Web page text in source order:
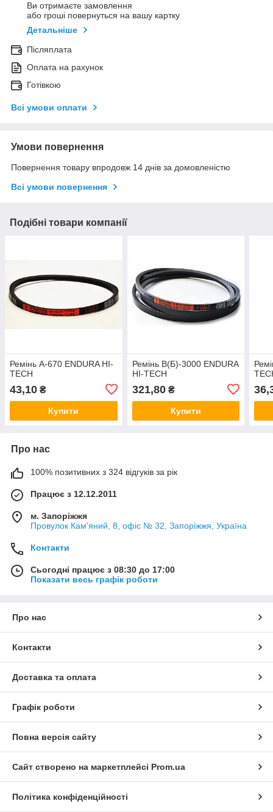
Ви отримаєте замовлення
або гроші повернуться на вашу картку
Детальніше
Післяплата
Оплата на рахунок
Готівкою
Всі умови оплати
Умови повернення
Повернення товару впродовж 14 днів за домовленістю
Всі умови повернення
Подібні товари компанії
Ремінь А-670 ENDURA HI-
TECH
43,10 ₴
Купити
Ремінь В(Б)-3000 ENDURA
HI-TECH
321,80₴
Купити
Про нас
100% позитивних з 324 відгуків за рік
Працює з 12.12.2011
м. Запоріжжя
Провулок Кам'яний, 8, офіс № 32, Запоріжжя, Україна
Контакти
Сьогодні працює з 08:30 до 17:00
Показати весь графік роботи
Про нас
Контакти
Доставка та оплата
Графік роботи
Повна версія сайту
Сайт створено на маркетплейсі Prom.ua
Політика конфіденційності